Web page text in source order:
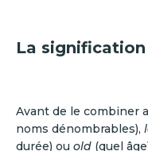
La
Avant de le combiner
noms dénombrables),
durée) ou old (quel